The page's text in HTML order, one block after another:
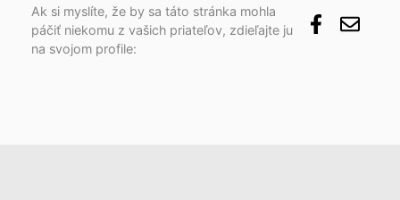
Ak si myslíte, že by sa táto stránka mohla
páčiť niekomu z vašich priateľov, zdieľajte ju
na svojom profile: